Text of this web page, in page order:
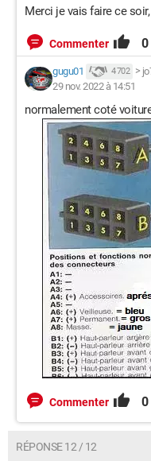
Merci je vais faire ce
Commenter 0
gugu01 4 702 >
29 nov. 2022 à 14:51
normalement coté
Commenter 0
RÉPONSE 12 / 12